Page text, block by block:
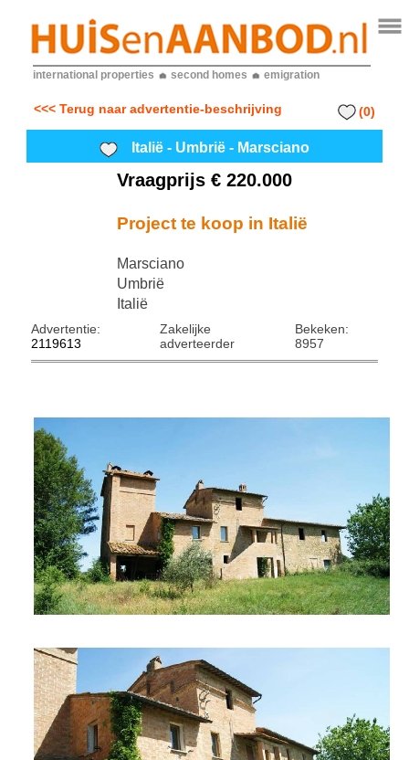
international properties second homes emigration
<<< Terug naar advertentie-beschrijving (0)
Italië - Umbrië - Marsciano
Vraagprijs € 220.000
Project te koop in Italië
Marsciano
Umbrië
Italië
Advertentie:
2119613
Zakelijke
adverteerder
Bekeken:
8957